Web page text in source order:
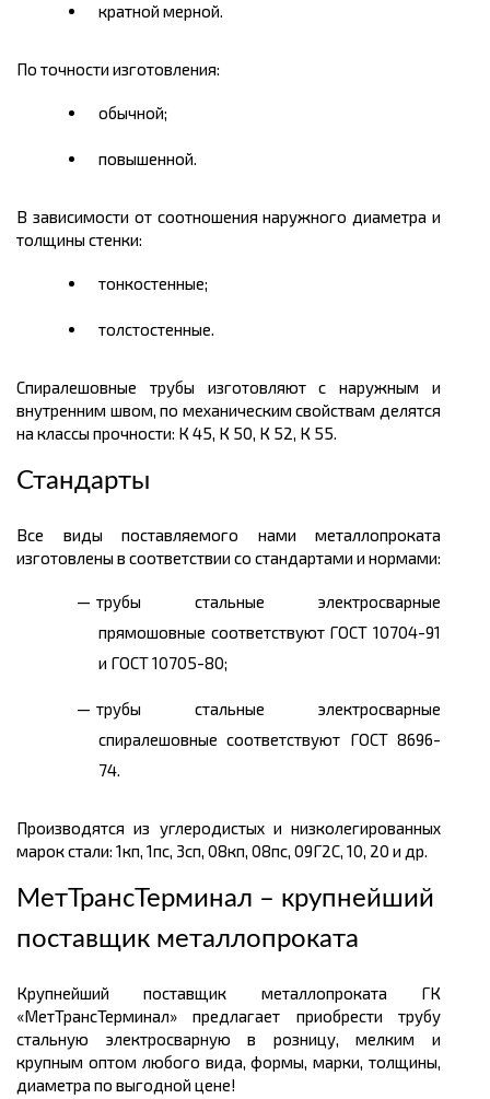
кратной мерной.
По точности изготовления:
обычной;
повышенной.
В зависимости от соотношения наружного диаметра и
толщины стенки:
тонкостенные;
толстостенные.
Спиралешовные трубы изготовляют с наружным и
внутренним швом, по механическим свойствам делятся
на классы прочности: К 45, К 50, К 52, К 55.
Стандарты
Все виды поставляемого нами металлопроката
изготовлены в соответствии со стандартами и нормами:
трубы стальные электросварные
прямошовные соответствуют ГОСТ 10704-91
и ГОСТ 10705-80;
трубы стальные электросварные
спиралешовные соответствуют ГОСТ 8696-
74.
Производятся из углеродистых и низколегированных
марок стали: 1кп, 1пс, 3сп, 08кп, 08пс, 09Г2С, 10, 20 и др.
МетТрансТерминал – крупнейший
поставщик металлопроката
Крупнейший поставщик металлопроката ГК
«МетТрансТерминал» предлагает приобрести трубу
стальную электросварную в розницу, мелким и
крупным оптом любого вида, формы, марки, толщины,
диаметра по выгодной цене!